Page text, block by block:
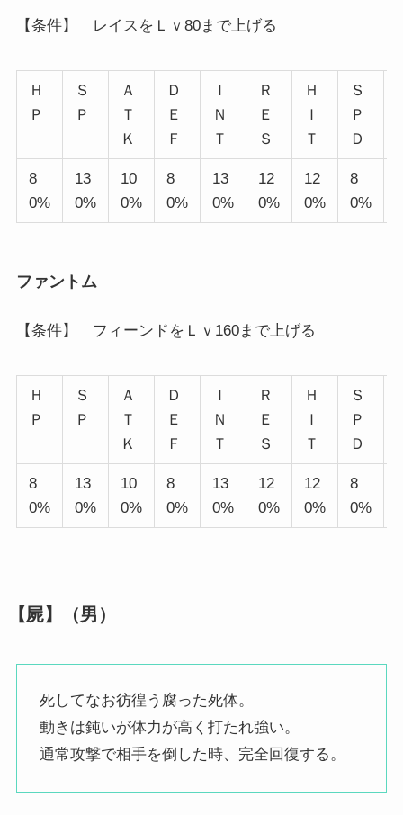
【条件】 レイスをＬｖ80まで上げる
Ｈ
Ｐ
Ｓ
Ｐ
Ａ
Ｔ
Ｋ
Ｄ
Ｅ
Ｆ
Ｉ
Ｎ
Ｔ
Ｒ
Ｅ
Ｓ
Ｈ
Ｉ
Ｔ
Ｓ
Ｐ
Ｄ
8
0%
13
0%
10
0%
8
0%
13
0%
12
0%
12
0%
8
0%
ファントム
【条件】 フィーンドをＬｖ160まで上げる
Ｈ
Ｐ
Ｓ
Ｐ
Ａ
Ｔ
Ｋ
Ｄ
Ｅ
Ｆ
Ｉ
Ｎ
Ｔ
Ｒ
Ｅ
Ｓ
Ｈ
Ｉ
Ｔ
Ｓ
Ｐ
Ｄ
8
0%
13
0%
10
0%
8
0%
13
0%
12
0%
12
0%
8
0%
【屍】（男）
死してなお彷徨う腐った死体。
動きは鈍いが体力が高く打たれ強い。
通常攻撃で相手を倒した時、完全回復する。